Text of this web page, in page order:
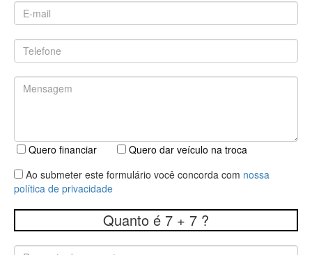
Quero financiar
Quero dar veículo na troca
Ao submeter este formulário você concorda com nossa
política de privacidade
Quanto é 7 + 7 ?